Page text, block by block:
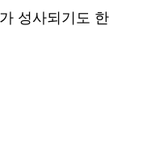
성사되기도 한